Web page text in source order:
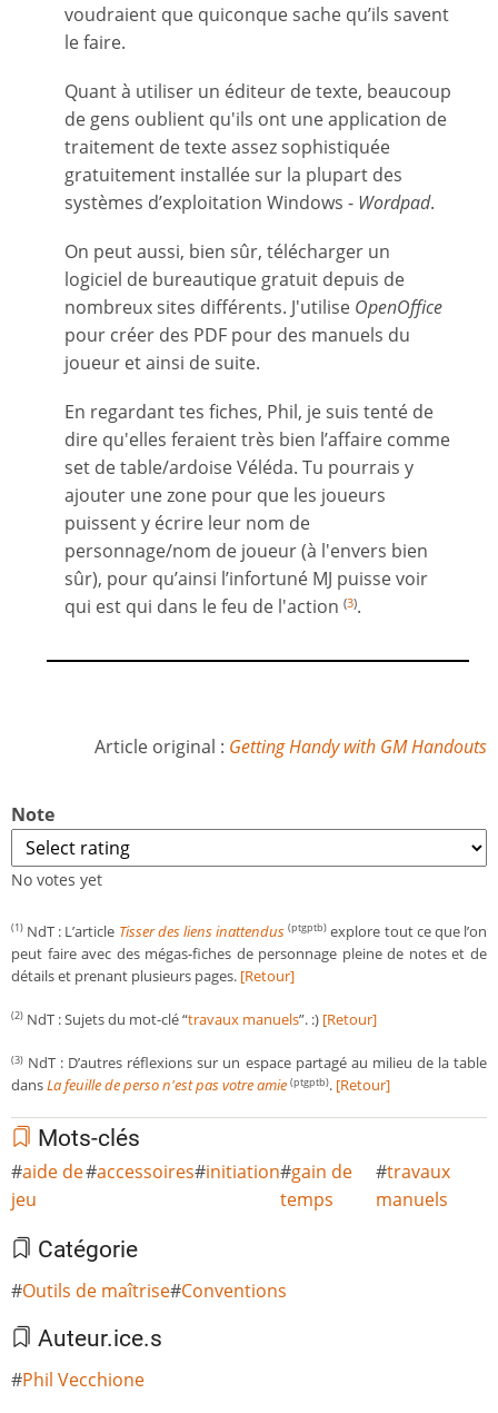
voudraient que quiconque sache qu’ils savent
le faire.
Quant à utiliser un éditeur de texte, beaucoup
de gens oublient qu'ils ont une application de
traitement de texte assez sophistiquée
gratuitement installée sur la plupart des
systèmes d’exploitation Windows - Wordpad.
On peut aussi, bien sûr, télécharger un
logiciel de bureautique gratuit depuis de
nombreux sites différents. J'utilise OpenOffice
pour créer des PDF pour des manuels du
joueur et ainsi de suite.
En regardant tes fiches, Phil, je suis tenté de
dire qu'elles feraient très bien l’affaire comme
set de table/ardoise Véléda. Tu pourrais y
ajouter une zone pour que les joueurs
puissent y écrire leur nom de
personnage/nom de joueur (à l'envers bien
sûr), pour qu’ainsi l’infortuné MJ puisse voir
qui est qui dans le feu de l'action (3).
Article original : Getting Handy with GM Handouts
Note
No votes yet
(1) NdT : L’article Tisser des liens inattendus (ptgptb) explore tout ce que l’on
peut faire avec des mégas-fiches de personnage pleine de notes et de
détails et prenant plusieurs pages. [Retour]
(2) NdT : Sujets du mot-clé “travaux manuels”. :) [Retour]
(3) NdT : D’autres réflexions sur un espace partagé au milieu de la table
dansLa feuille de perso n'est pas votre amie (ptgptb). [Retour]
Mots-clés
aide de
jeu
accessoires initiation gain de
temps
travaux
manuels
Catégorie
Outils de maîtrise Conventions
Auteur.ice.s
Phil Vecchione